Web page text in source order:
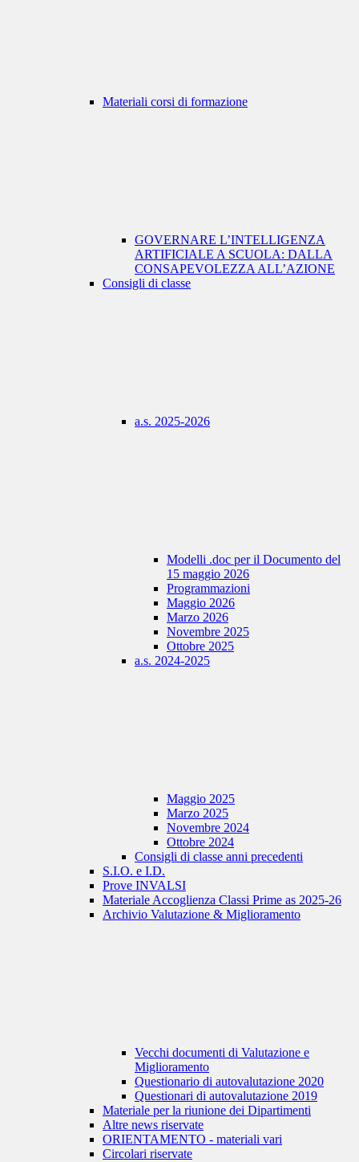
Materiali corsi di formazione
GOVERNARE L’INTELLIGENZA
ARTIFICIALE A SCUOLA: DALLA
CONSAPEVOLEZZA ALL’AZIONE
Consigli di classe
a.s. 2025-2026
Modelli .doc per il Documento del
15 maggio 2026
Programmazioni
Maggio 2026
Marzo 2026
Novembre 2025
Ottobre 2025
a.s. 2024-2025
Maggio 2025
Marzo 2025
Novembre 2024
Ottobre 2024
Consigli di classe anni precedenti
S.I.O. e I.D.
Prove INVALSI
Materiale Accoglienza Classi Prime as 2025-26
Archivio Valutazione & Miglioramento
Vecchi documenti di Valutazione e
Miglioramento
Questionario di autovalutazione 2020
Questionari di autovalutazione 2019
Materiale per la riunione dei Dipartimenti
Altre news riservate
ORIENTAMENTO - materiali vari
Circolari riservate